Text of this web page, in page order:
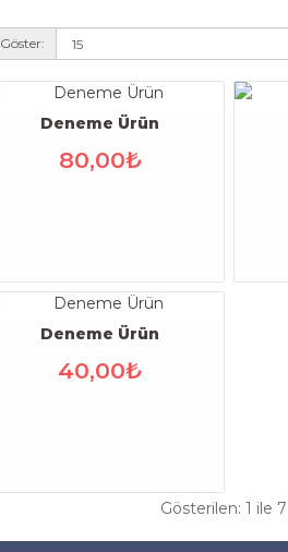
Göster:
Deneme Ürün
80,00₺
Deneme Ürün
40,00₺
Gösterilen: 1 ile